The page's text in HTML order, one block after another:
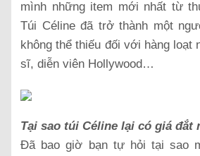
mình những item mới nhất từ
Túi Céline đã trở thành một
không thể thiếu đối với hàng loạt
sĩ, diễn viên Hollywood…
Tại sao túi Céline lại có giá đắt
Đã bao giờ bạn tự hỏi tại sao